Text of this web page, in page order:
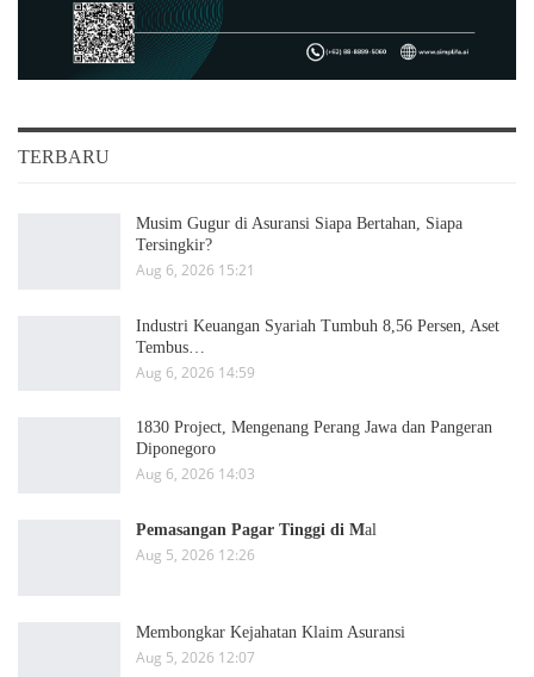
TERBARU
Musim Gugur di Asuransi Siapa Bertahan, Siapa
Tersingkir?
Aug 6, 2026 15:21
Industri Keuangan Syariah Tumbuh 8,56 Persen, Aset
Tembus…
Aug 6, 2026 14:59
1830 Project, Mengenang Perang Jawa dan Pangeran
Diponegoro
Aug 6, 2026 14:03
Pemasangan Pagar Tinggi di Mal
Aug 5, 2026 12:26
Membongkar Kejahatan Klaim Asuransi
Aug 5, 2026 12:07